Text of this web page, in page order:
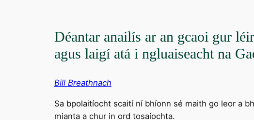
Déantar anailís ar an gcaoi gur
agus laigí atá i ngluaiseacht na
Bill Breathnach
Sa bpolaitíocht scaití ní bhíonn sé maith go leor a
mianta a chur in ord tosaíochta.